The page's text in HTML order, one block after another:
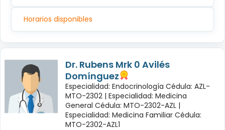
Horarios disponibles
Dr. Rubens Mrk 0 Avilés
Domínguez
Especialidad: Endocrinología Cédula: AZL-
MTO-2302 | Especialidad: Medicina
General Cédula: MTO-2302-AZL |
Especialidad: Medicina Familiar Cédula:
MTO-2302-AZL1